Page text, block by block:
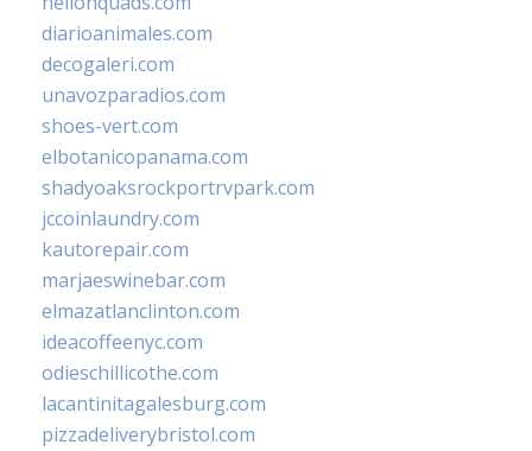
diarioanimales.com
decogaleri.com
unavozparadios.com
shoes-vert.com
elbotanicopanama.com
shadyoaksrockportrvpark.com
jccoinlaundry.com
kautorepair.com
marjaeswinebar.com
elmazatlanclinton.com
ideacoffeenyc.com
odieschillicothe.com
lacantinitagalesburg.com
pizzadeliverybristol.com